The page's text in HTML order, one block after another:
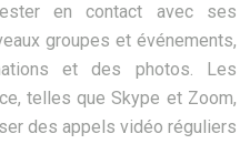
en contact avec ses
groupes et événements,
et des photos. Les
telles que Skype et Zoom,
des appels vidéo réguliers